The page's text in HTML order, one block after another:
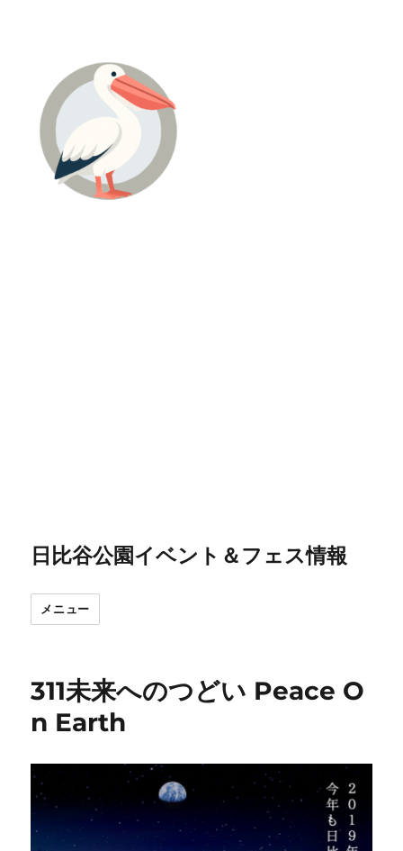
日比谷公園イベント＆フェス情報
メニュー
311未来へのつどい Peace O
n Earth